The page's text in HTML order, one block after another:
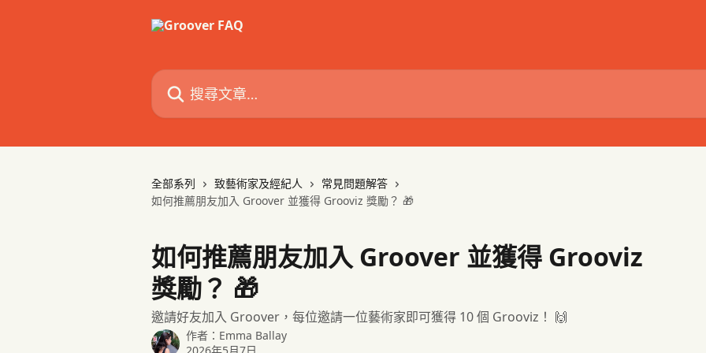
搜尋文章…
全部系列 致藝術家及經紀人
常見問題解答
如何推薦朋友加入 Groover 並獲得 Grooviz 獎勵？ 🎁
如何推薦朋友加入 Groover 並獲得 Grooviz
獎勵？ 🎁
邀請好友加入 Groover，每位邀請一位藝術家即可獲得 10 個 Grooviz！ 🙌
作者： Emma Ballay